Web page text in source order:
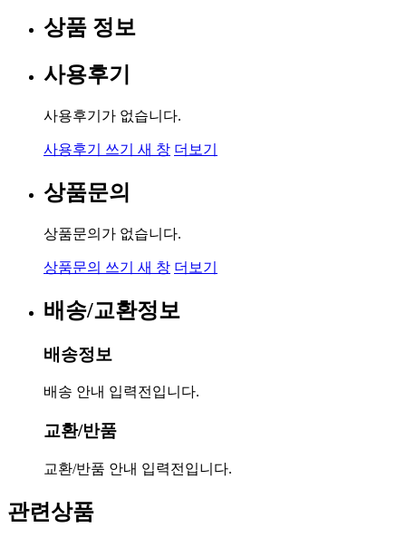
상품 정보
사용후기
사용후기가 없습니다.
사용후기 쓰기 새 창 더보기
상품문의
상품문의가 없습니다.
상품문의 쓰기 새 창 더보기
배송/교환정보
배송정보
배송 안내 입력전입니다.
교환/반품
교환/반품 안내 입력전입니다.
관련상품